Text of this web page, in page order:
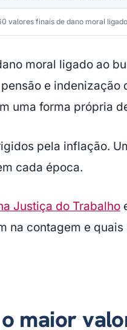
valores finais de dano moral
moral ligado ao
e
uma forma própria
pela inflação.
cada época.
Justiça do Trabalho
na contagem e
maior